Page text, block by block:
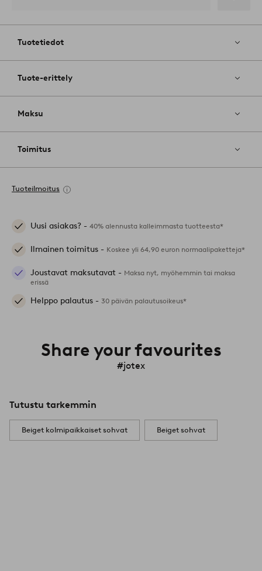
Tuotetiedot
Tuote-erittely
Maksu
Toimitus
Tuoteilmoitus
Uusi asiakas? - 40% alennusta kalleimmasta tuotteesta*
Ilmainen toimitus - Koskee yli 64,90 euron normaalipaketteja*
Joustavat maksutavat - Maksa nyt, myöhemmin tai maksa
erissä
Helppo palautus - 30 päivän palautusoikeus*
Share your favourites
#jotex
Tutustu tarkemmin
Beiget kolmipaikkaiset sohvat Beiget sohvat